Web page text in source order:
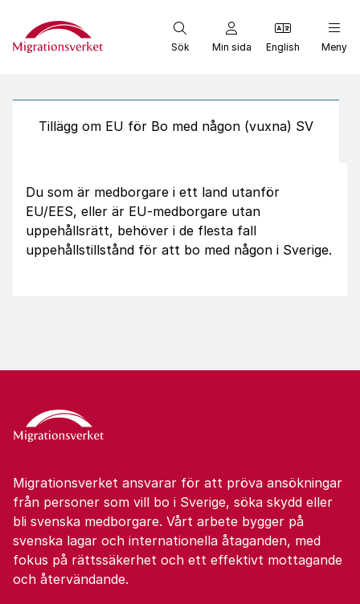
Start
Sök Min sida English Meny
Tillägg om EU för Bo med någon (vuxna) SV
Du som är medborgare i ett land utanför
EU/EES, eller är EU-medborgare utan
uppehållsrätt, behöver i de flesta fall
uppehållstillstånd för att bo med någon i Sverige.
Migrationsverket ansvarar för att pröva ansökningar
från personer som vill bo i Sverige, söka skydd eller
bli svenska medborgare. Vårt arbete bygger på
svenska lagar och internationella åtaganden, med
fokus på rättssäkerhet och ett effektivt mottagande
och återvändande.